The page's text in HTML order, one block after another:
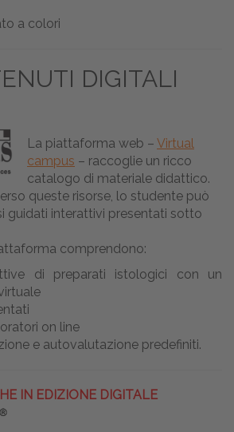
a colori
DIGITALI
La piattaforma web – Virtual
campus – raccoglie un ricco
catalogo di materiale didattico.
queste risorse, lo studente può
guidati interattivi presentati sotto
comprendono:
di preparati istologici con un
on line
e autovalutazione predefiniti.
IN EDIZIONE DIGITALE